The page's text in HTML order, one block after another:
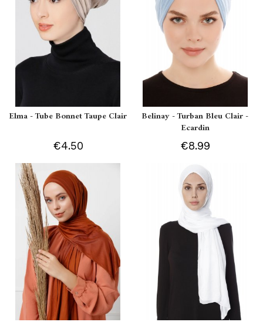
Elma - Tube Bonnet Taupe Clair
€4.50
Belinay - Turban Bleu Clair -
Ecardin
€8.99